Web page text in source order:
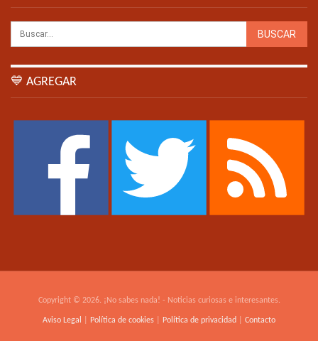
💙 AGREGAR
Copyright © 2026. ¡No sabes nada! - Noticias curiosas e interesantes.
Aviso Legal Política de cookies Política de privacidad Contacto